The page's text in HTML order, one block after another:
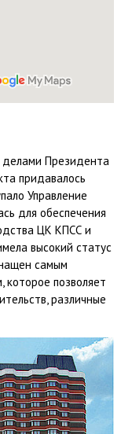
делами Президента
придавалось
Управление
для обеспечения
ЦК КПСС и
высокий статус
самым
позволяет
различные